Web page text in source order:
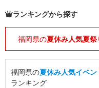
ランキングから探す
福岡県の夏休み人気夏祭
福岡県の夏休み人気イベン
ランキング